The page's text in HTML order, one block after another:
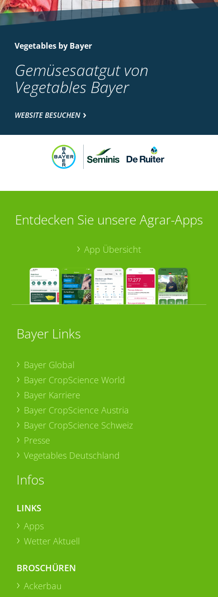
Vegetables by Bayer
Gemüsesaatgut von
Vegetables Bayer
WEBSITE BESUCHEN
Entdecken Sie unsere Agrar-Apps
App Übersicht
Bayer Links
Bayer Global
Bayer CropScience World
Bayer Karriere
Bayer CropScience Austria
Bayer CropScience Schweiz
Presse
Vegetables Deutschland
Infos
LINKS
Apps
Wetter Aktuell
BROSCHÜREN
Ackerbau